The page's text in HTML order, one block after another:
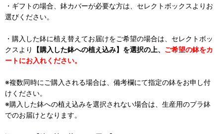
・ギフトの場合、鉢カバーが必要な方は、セレクトボックスよりお
選びください。
・購入した鉢に植え替えてお届けをご希望の場合は、セレクトボッ
クスより
【購入した鉢への植え込み】を選択の上、 ご希望の鉢をカ
ートにお入れください。
※複数同時にご購入される場合は、備考欄にて指定の鉢をお申し付
けください。
※購入した鉢への植え込みを選択されない場合は、生産用のプラ鉢
でのお届けとなります。